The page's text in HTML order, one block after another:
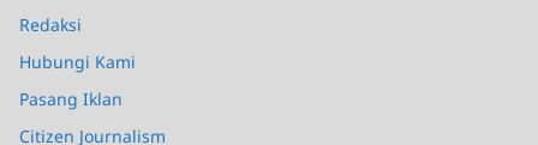
Redaksi
Hubungi Kami
Pasang Iklan
Citizen Journalism